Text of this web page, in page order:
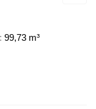
99,73 m³